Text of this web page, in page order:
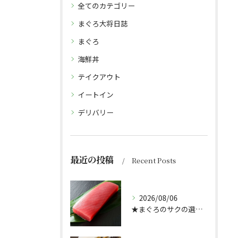
全てのカテゴリー
まぐろ大将日誌
まぐろ
海鮮丼
テイクアウト
イートイン
デリバリー
最近の投稿 Recent Posts
2026/08/06
★まぐろのサクの選び方★（どんぶり屋まぐろ大将）